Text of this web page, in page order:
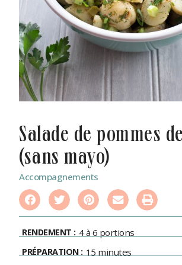
salade de pommes de terre
(sans mayo)
Accompagnements
RENDEMENT : 4 à 6 portions
PRÉPARATION : 15 minutes